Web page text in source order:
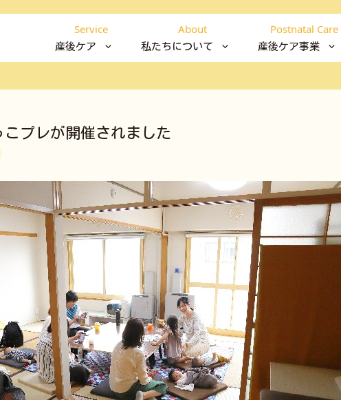
Service
産後ケア
About
私たちについて
Postnatal Care
産後ケア事業
こプレが開催されました